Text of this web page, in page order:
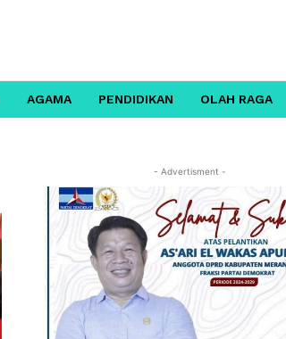
AGAMA PENDIDIKAN OLAH RAGA
- Advertisment -